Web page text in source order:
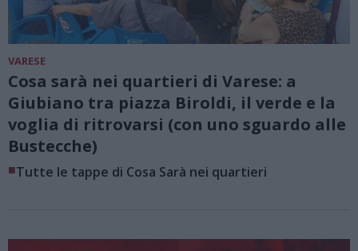
VARESE
Cosa sarà nei quartieri di Varese: a
Giubiano tra piazza Biroldi, il verde e la
voglia di ritrovarsi (con uno sguardo alle
Bustecche)
■Tutte le tappe di Cosa Sarà nei quartieri